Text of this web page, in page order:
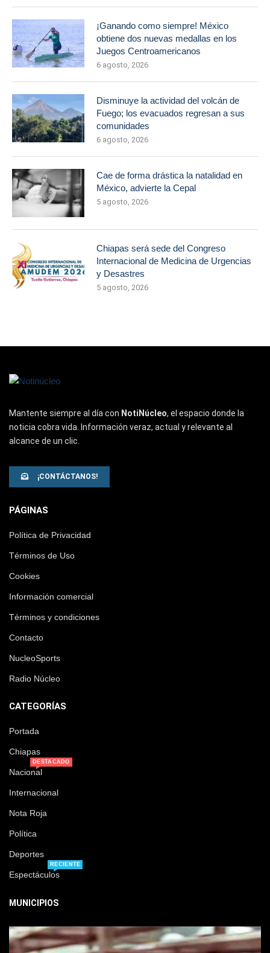
¡Ganando como siempre! México
obtiene dos nuevas medallas en los
Juegos Centroamericanos
6 agosto, 2026
Disminuye la actividad del volcán de
Fuego; los evacuados regresan a sus
comunidades
6 agosto, 2026
Cae de forma drástica la natalidad en
México, advierte la Cepal
5 agosto, 2026
Chiapas será sede del Congreso
Internacional de Medicina de Urgencias
y Desastres
5 agosto, 2026
Mantente siempre al día con NotiNúcleo, el espacio donde la
noticia cobra vida. Información veraz, actual y relevante al
alcance de un clic.
¡CONTÁCTANOS!
PÁGINAS
Política de Privacidad
Términos de Uso
Cookies
Información comercial
Términos y condiciones
Contacto
NucleoSports
Radio Núcleo
CATEGORÍAS
Portada
Chiapas
Nacional
DESTACADO
Internacional
Nota Roja
Política
Deportes
Espectáculos
RECIENTE
MUNICIPIOS